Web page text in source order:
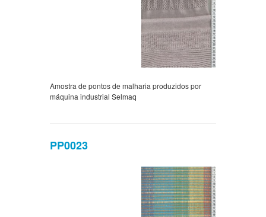
Amostra de pontos de malharia produzidos por
máquina industrial Selmaq
PP0023